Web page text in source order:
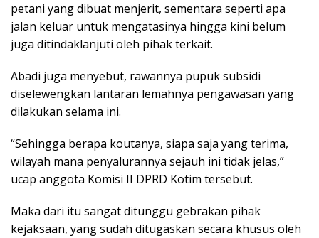
petani yang dibuat menjerit, sementara seperti apa
jalan keluar untuk mengatasinya hingga kini belum
juga ditindaklanjuti oleh pihak terkait.
Abadi juga menyebut, rawannya pupuk subsidi
diselewengkan lantaran lemahnya pengawasan yang
dilakukan selama ini.
“Sehingga berapa koutanya, siapa saja yang terima,
wilayah mana penyalurannya sejauh ini tidak jelas,”
ucap anggota Komisi II DPRD Kotim tersebut.
Maka dari itu sangat ditunggu gebrakan pihak
kejaksaan, yang sudah ditugaskan secara khusus oleh